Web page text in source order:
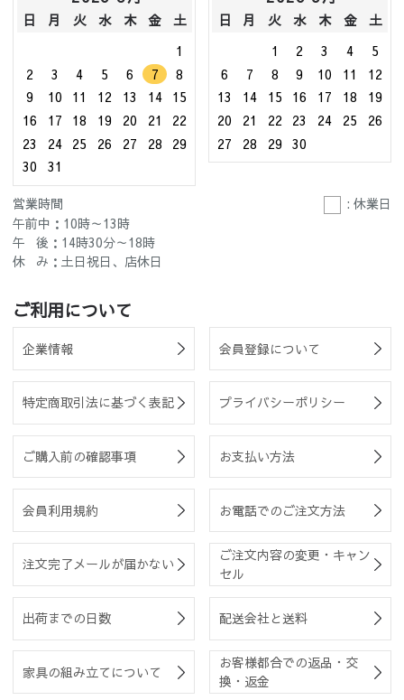
日 月 火 水 木 金
土
1
2
3 4 5 6 7
8
9
10 11 12 13 14
15
16
17 18 19 20 21
22
23
24 25 26 27 28
29
30
31
日 月 火 水 木 金
土
1
2 3 4
5
6
7 8 9 10 11
12
13
14 15 16 17 18
19
20
21 22 23 24 25
26
27
28 29 30
営業時間
: 休業日
午前中：10時～13時
午 後：14時30分～18時
休 み：土日祝日、店休日
ご利用について
企業情報 会員登録について
特定商取引法に基づく表記 プライバシーポリシー
ご購入前の確認事項 お支払い方法
会員利用規約 お電話でのご注文方法
注文完了メールが届かない
ご注文内容の変更・キャン
セル
出荷までの日数 配送会社と送料
家具の組み立てについて
お客様都合での返品・交
換・返金